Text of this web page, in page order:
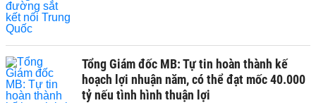
Tổng Giám đốc MB: Tự tin hoàn thành kế
hoạch lợi nhuận năm, có thể đạt mốc 40.000
tỷ nếu tình hình thuận lợi